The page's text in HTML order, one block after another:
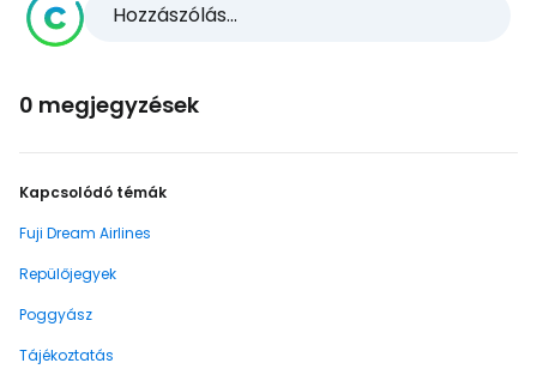
Hozzászólás...
0 megjegyzések
Kapcsolódó témák
Fuji Dream Airlines
Repülőjegyek
Poggyász
Tájékoztatás